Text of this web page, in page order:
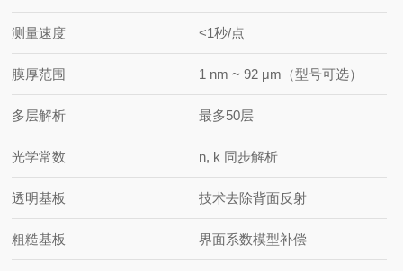
测量速度 <1秒/点
膜厚范围 1 nm ~ 92 μm（型号可选）
多层解析 最多50层
光学常数 n, k 同步解析
透明基板 技术去除背面反射
粗糙基板 界面系数模型补偿